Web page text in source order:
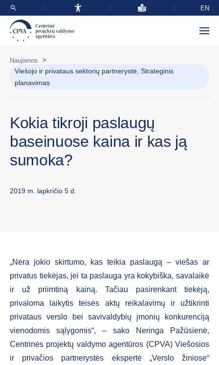
EN
Naujienos >
Viešojo ir privataus sektorių partnerystė, Strateginis
planavimas
Kokia tikroji paslaugų
baseinuose kaina ir kas ją
sumoka?
2019 m. lapkričio 5 d.
„Nėra jokio skirtumo, kas teikia paslaugą – viešas ar
privatus tiekėjas, jei ta paslauga yra kokybiška, savalaikė
ir už priimtiną kainą. Tačiau pasirenkant tiekėją,
privaloma laikytis teisės aktų reikalavimų ir užtikrinti
privataus verslo bei savivaldybių įmonių konkurenciją
vienodomis sąlygomis“, – sako Neringa Pažūsienė,
Centrinės projektų valdymo agentūros (CPVA) Viešosios
ir privačios partnerystės ekspertė „Verslo žiniose“